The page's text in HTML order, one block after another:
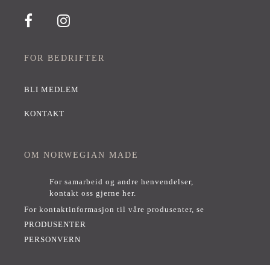
FOR BEDRIFTER
BLI MEDLEM
KONTAKT
OM NORWEGIAN MADE
For samarbeid og andre henvendelser,
kontakt oss gjerne her.
For kontaktinformasjon til våre produsenter, se
PRODUSENTER
PERSONVERN